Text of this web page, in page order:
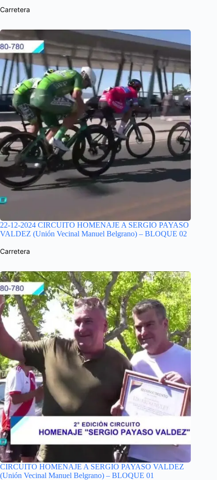
Carretera
22-12-2024 CIRCUITO HOMENAJE A SERGIO PAYASO
VALDEZ (Unión Vecinal Manuel Belgrano) – BLOQUE 02
Carretera
CIRCUITO HOMENAJE A SERGIO PAYASO VALDEZ
(Unión Vecinal Manuel Belgrano) – BLOQUE 01